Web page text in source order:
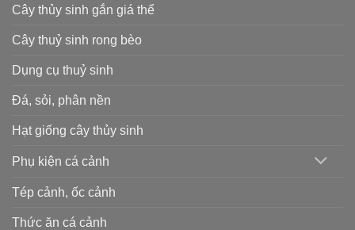
Cây thủy sinh gắn giá thể
Cây thuỷ sinh rong bèo
Dụng cụ thuỷ sinh
Đá, sỏi, phân nền
Hạt giống cây thủy sinh
Phụ kiện cá cảnh
Tép cảnh, ốc cảnh
Thức ăn cá cảnh